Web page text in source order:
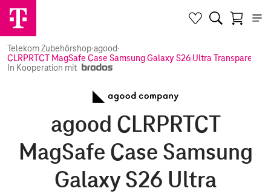
Telekom Zubehörshop·agood·
CLRPRTCT MagSafe Case Samsung Galaxy S26 Ultra Transparent
In Kooperation mit
agood CLRPRTCT
MagSafe Case Samsung
Galaxy S26 Ultra